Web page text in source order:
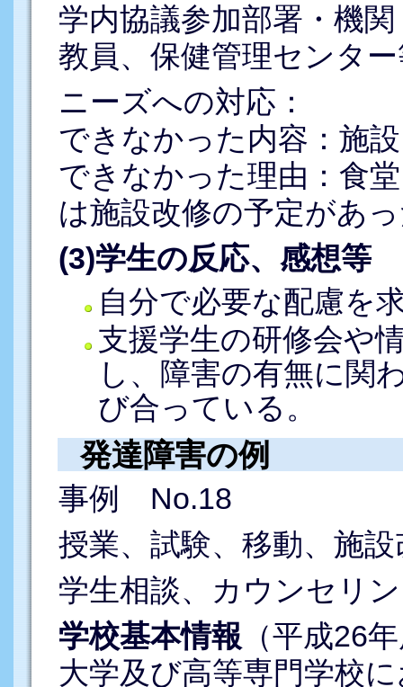
学内協議参加部署・機
教員、保健管理センタ
ニーズへの対応：
できなかった内容：施
できなかった理由：食
は施設改修の予定があ
(3)学生の反応、感想等
自分で必要な配慮を
支援学生の研修会や
し、障害の有無に関
び合っている。
発達障害の例
事例 No.18
授業、試験、移動、施設
学生相談、カウンセリ
学校基本情報 （平成26
大学及び高等専門学校